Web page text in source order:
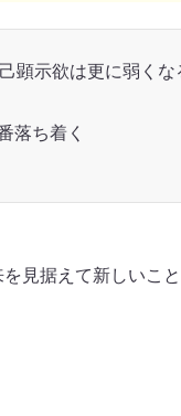
顕示欲は更に弱く
落ち着く
見据えて新しいこ